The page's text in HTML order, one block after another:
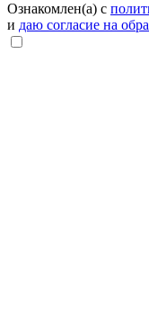
Ознакомлен(а) с
и даю согласие на